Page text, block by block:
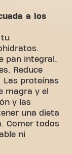
a los
tu
pan integral,
Reduce
Las proteínas
magra y el
y las
una dieta
Comer todos
ni